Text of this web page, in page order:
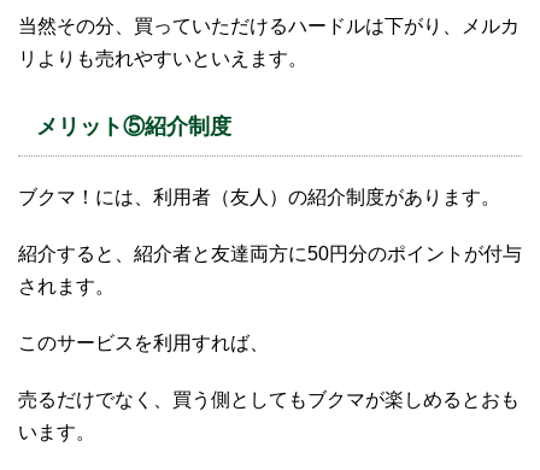
当然その分、買っていただけるハードルは下がり、メルカ
リよりも売れやすいといえます。
メリット⑤紹介制度
ブクマ！には、利用者（友人）の紹介制度があります。
紹介すると、紹介者と友達両方に50円分のポイントが付与
されます。
このサービスを利用すれば、
売るだけでなく、買う側としてもブクマが楽しめるとおも
います。